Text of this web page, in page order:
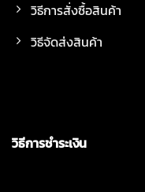
วิธีการสั่งซื้อสินค้า
วิธีจัดส่งสินค้า
วิธีการชำระเงิน